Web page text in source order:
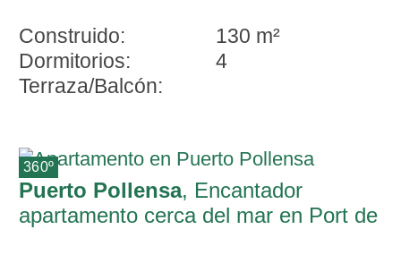
Construido:
130 m²
Dormitorios:
4
Terraza/Balcón:
360º
Puerto Pollensa, Encantador
apartamento cerca del mar en Port de